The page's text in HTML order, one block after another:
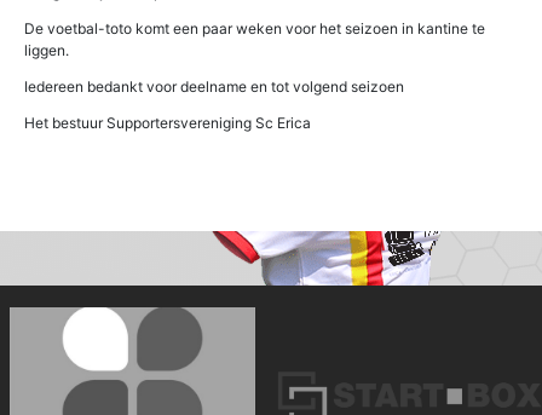
De voetbal-toto komt een paar weken voor het seizoen in kantine te
liggen.
Iedereen bedankt voor deelname en tot volgend seizoen
Het bestuur Supportersvereniging Sc Erica